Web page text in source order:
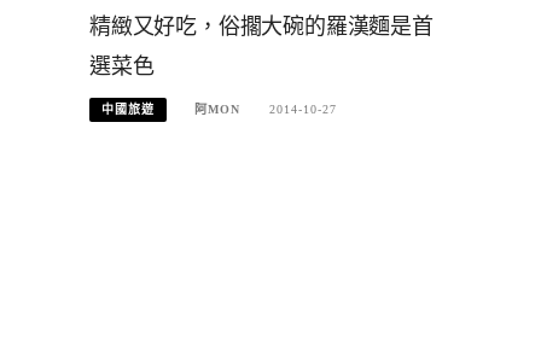
精緻又好吃，俗擱大碗的羅漢麵是首
選菜色
中國旅遊 阿MON 2014-10-27